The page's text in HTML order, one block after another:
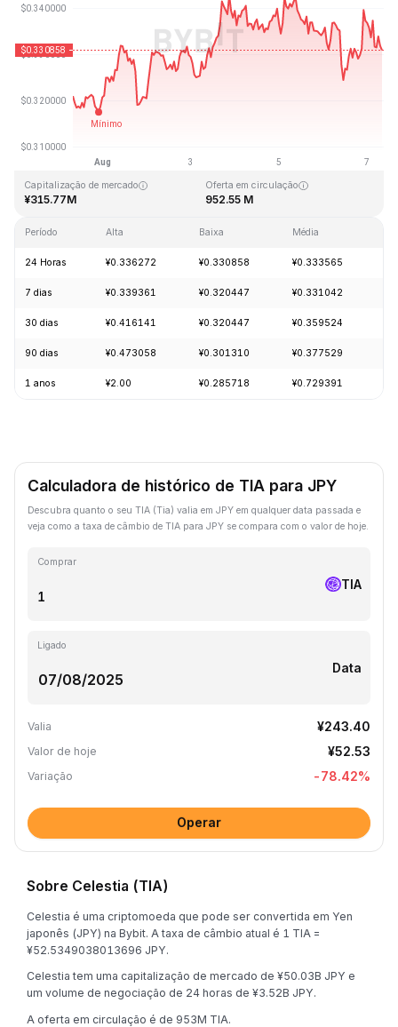
Última atualização: 2026-08-07, 08:08 GMT+0
Máxima histórica
Capitalização de mercado
¥315.77M
Oferta em circulação
952.55 M
Período Alta Baixa Média
24 Horas ¥0.336272 ¥0.330858 ¥0.333565
7 dias ¥0.339361 ¥0.320447 ¥0.331042
30 dias ¥0.416141 ¥0.320447 ¥0.359524
90 dias ¥0.473058 ¥0.301310 ¥0.377529
1 anos ¥2.00 ¥0.285718 ¥0.729391
Calculadora de histórico de TIA para JPY
Descubra quanto o seu TIA (Tia) valia em JPY em qualquer data passada e
veja como a taxa de câmbio de TIA para JPY se compara com o valor de hoje.
Comprar
TIA
Ligado
Data
Valia ¥243.40
Valor de hoje ¥52.53
Variação -78.42%
Operar
Sobre Celestia (TIA)
Celestia é uma criptomoeda que pode ser convertida em Yen
japonês (JPY) na Bybit. A taxa de câmbio atual é 1 TIA =
¥52.5349038013696 JPY.
Celestia tem uma capitalização de mercado de ¥50.03B JPY e
um volume de negociação de 24 horas de ¥3.52B JPY.
A oferta em circulação é de 953M TIA.